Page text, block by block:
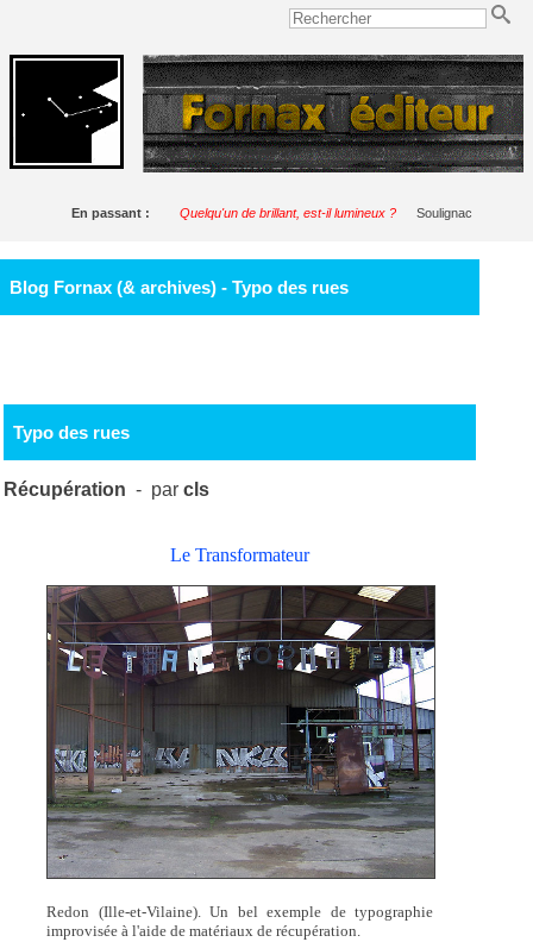
En passant : Quelqu'un de brillant, est-il lumineux ? Soulignac
Blog Fornax (& archives) - Typo des rues
Typo des rues
Récupération - parcls
Le Transformateur
Redon (Ille-et-Vilaine). Un bel exemple de typographie
improvisée à l'aide de matériaux de récupération.